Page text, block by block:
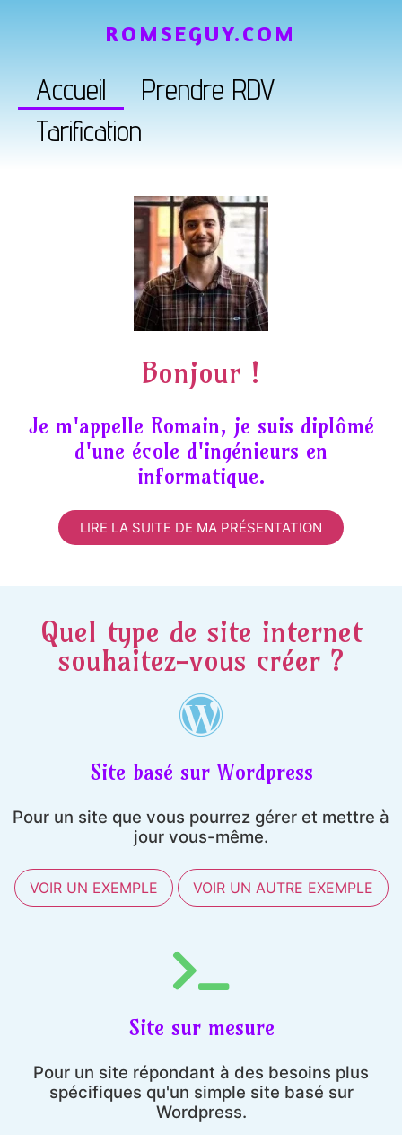
Accueil
Prendre RDV
Tarification
ROMSEGUY.COM
Bonjour !
Je m'appelle Romain, je suis diplômé
d'une école d'ingénieurs en
informatique.
LIRE LA SUITE DE MA PRÉSENTATION
Quel type de site internet
souhaitez-vous créer ?
Site basé sur Wordpress
Pour un site que vous pourrez gérer et mettre à
jour vous-même.
VOIR UN EXEMPLE VOIR UN AUTRE EXEMPLE
Site sur mesure
Pour un site répondant à des besoins plus
spécifiques qu'un simple site basé sur
Wordpress.